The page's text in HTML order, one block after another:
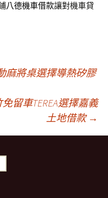
八德機車借款讓對機車貸
麻將桌選擇導熱矽膠
留車TEREA選擇嘉義
土地借款 →